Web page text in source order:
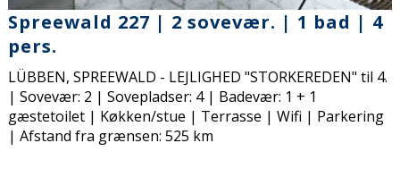
Spreewald 227 | 2 sovevær. | 1 bad | 4
pers.
LÜBBEN, SPREEWALD - LEJLIGHED "STORKEREDEN" til 4.
| Sovevær: 2 | Sovepladser: 4 | Badevær: 1 + 1
gæstetoilet | Køkken/stue | Terrasse | Wifi | Parkering
| Afstand fra grænsen: 525 km